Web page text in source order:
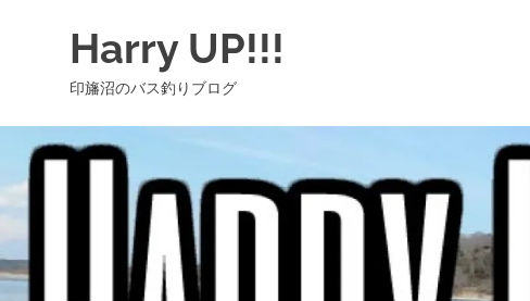
キ
プ
Harry UP!!!
印旛沼のバス釣りブログ